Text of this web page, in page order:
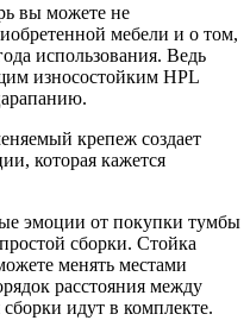
вы можете не
мебели и о том,
использования. Ведь
износостойким HPL
крепеж создает
которая кажется
эмоции от покупки тумбы
сборки. Стойка
менять местами
расстояния между
идут в комплекте.